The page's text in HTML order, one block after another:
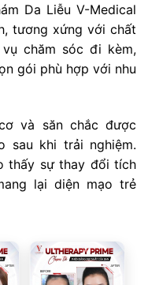
Da Liễu V-Medical
tương xứng với chất
chăm sóc đi kèm,
gói phù hợp với nhu
và săn chắc được
sau khi trải nghiệm.
thấy sự thay đổi tích
lại diện mạo trẻ